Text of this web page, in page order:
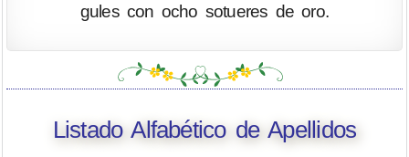
gules con ocho sotueres de oro.
Listado Alfabético de Apellidos